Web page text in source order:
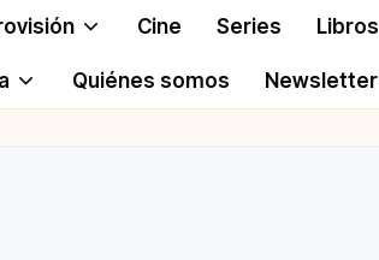
Cine Series Libros
Quiénes somos Newsletter